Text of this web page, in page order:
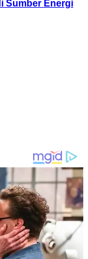
Sumber Energi